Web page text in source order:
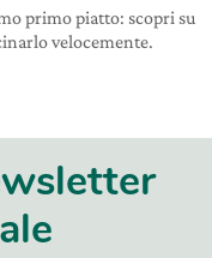
primo piatto: scopri su
velocemente.